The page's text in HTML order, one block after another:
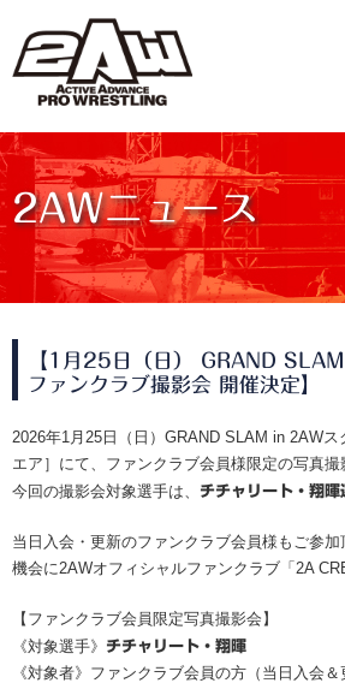
2AWニュース
【1月25日（日） GRAND
ファンクラブ撮影会 開催決定】
2026年1月25日（日）GRAND SLAM in 2AWス
エア］にて、ファンクラブ会員様限定の写真撮
今回の撮影会対象選手は、
チチャリート・翔暉
当日入会・更新のファンクラブ会員様もご参
機会に2AWオフィシャルファンクラブ「2A
【ファンクラブ会員限定写真撮影会】
《対象選手》 チチャリート・翔暉
《対象者》ファンクラブ会員の方（当日入会＆